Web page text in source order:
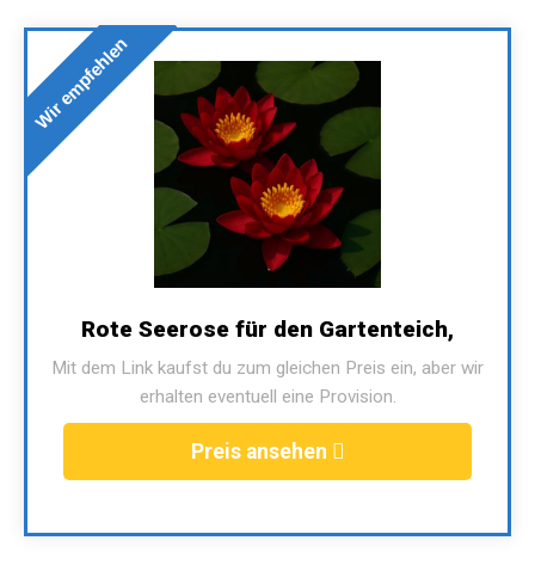
Wir empfehlen
Rote Seerose für den Gartenteich,
Mit dem Link kaufst du zum gleichen Preis ein, aber wir
erhalten eventuell eine Provision.
Preis ansehen